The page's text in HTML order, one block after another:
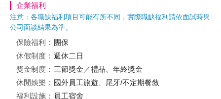
企業福利
注意：各職缺福利項目可能有所不同，實際職缺福利請依面試時與
公司面談結果為準。
保險福利： 團保
休假制度： 週休二日
獎金制度： 三節獎金／禮品、年終獎金
休閒娛樂： 國外員工旅遊、尾牙/不定期餐敘
福利設施： 員工宿舍